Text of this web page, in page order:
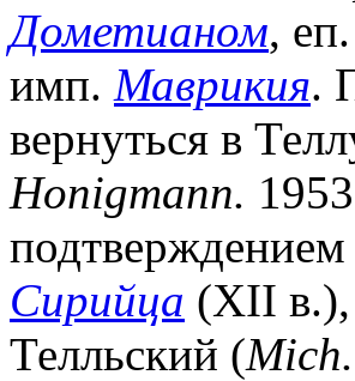
Дометианом,
имп. Маврикия.
вернуться в
Honigmann.
подтверждением
Сирийца (XII в.),
Телльский (